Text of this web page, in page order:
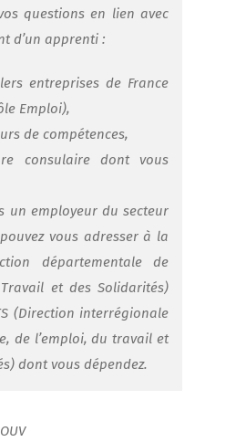
questions en lien avec
d’un apprenti :
entreprises de France
Emploi),
de compétences,
consulaire dont vous
un employeur du secteur
vous adresser à la
départementale de
et des Solidarités)
(Direction interrégionale
de l’emploi, du travail et
dont vous dépendez.